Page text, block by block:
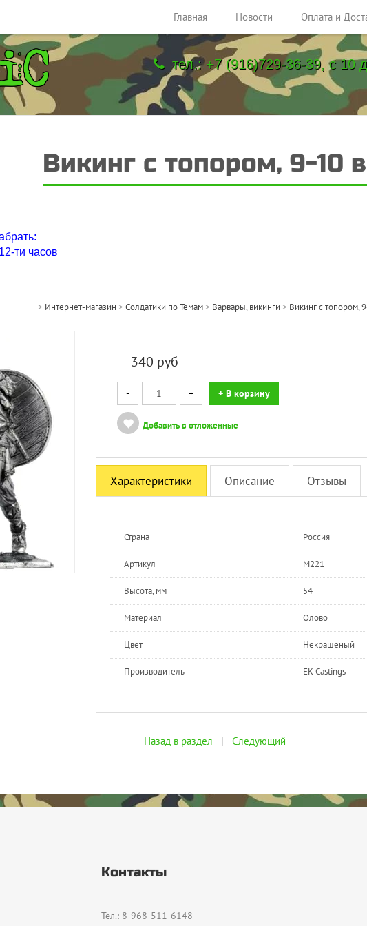
Главная Новости Оплата и
тел.: +7 (916)729-36-39, с 10
Викинг с топором, 9-10
ти часов
> Интернет-магазин > Солдатики по Темам > Варвары, викинги > Викинг с топором,
340 руб
- + + В корзину
Добавить в отложенные
Характеристики Описание Отзывы
Страна Россия
Артикул M221
Высота, мм 54
Материал Олово
Цвет Некрашеный
Производитель EK Castings
Назад в раздел | Следующий
Контакты
Тел.: 8-968-511-6148